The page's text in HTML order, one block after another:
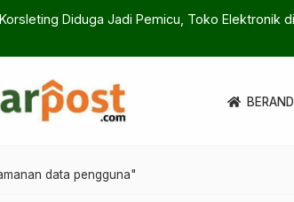
Korsleting Diduga Jadi Pemicu, Toko Elektronik
data pengguna"